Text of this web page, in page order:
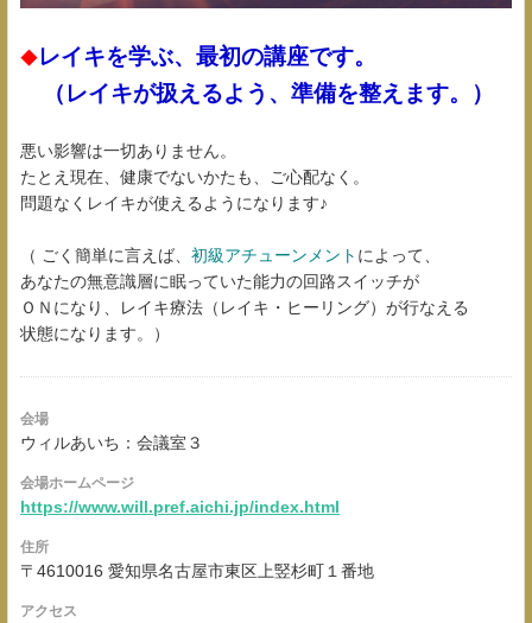
◆レイキを学ぶ、最初の講座です。
（レイキが扱えるよう、準備を整えます。）
悪い影響は一切ありません。
たとえ現在、健康でないかたも、ご心配なく。
問題なくレイキが使えるようになります♪
（ ごく簡単に言えば、 初級アチューンメント によって、
あなたの無意識層に眠っていた能力の回路スイッチが
ＯＮになり、レイキ療法（レイキ・ヒーリング）が行なえる
状態になります。）
会場
ウィルあいち：会議室３
会場ホームページ
https://www.will.pref.aichi.jp/index.html
住所
〒4610016 愛知県名古屋市東区上竪杉町１番地
アクセス